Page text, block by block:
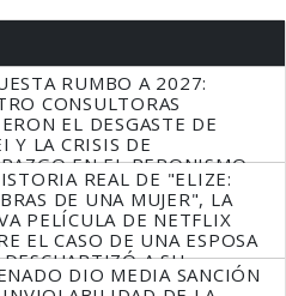
RUMBO A 2027:
CONSULTORAS
EL DESGASTE DE
Y LA CRISIS DE
EN EL PERONISMO
REAL DE "ELIZE:
DE UNA MUJER", LA
PELÍCULA DE NETFLIX
EL CASO DE UNA ESPOSA
A SU
DIO MEDIA SANCIÓN